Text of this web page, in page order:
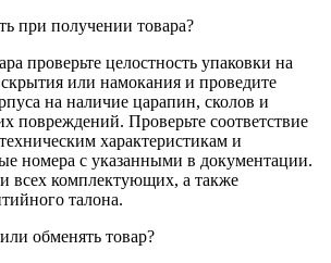
при получении товара?
проверьте целостность упаковки на
или намокания и проведите
на наличие царапин, сколов и
повреждений. Проверьте соответствие
характеристикам и
номера с указанными в документации.
всех комплектующих, а также
талона.
обменять товар?